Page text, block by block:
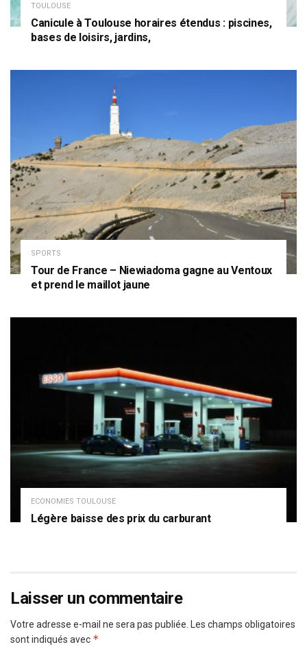
TOULOUSE
Canicule à Toulouse horaires étendus : piscines,
bases de loisirs, jardins,
SPORTS
Tour de France – Niewiadoma gagne au Ventoux
et prend le maillot jaune
ECONOMIES TOULOUSE
Légère baisse des prix du carburant
Laisser un commentaire
Votre adresse e-mail ne sera pas publiée. Les champs obligatoires
sont indiqués avec *